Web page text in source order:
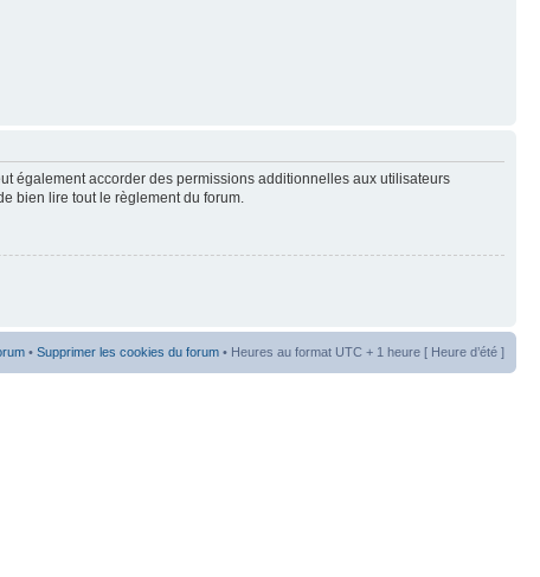
également accorder des permissions additionnelles aux utilisateurs
bien lire tout le règlement du forum.
• Supprimer les cookies du forum • Heures au format UTC + 1 heure [ Heure d’été ]